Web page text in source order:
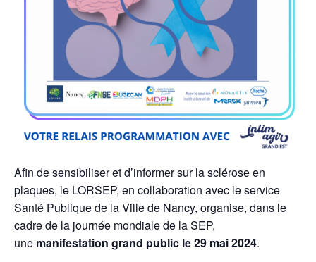
Afin de sensibiliser et d’informer sur la sclérose en
plaques, le LORSEP, en collaboration avec le service
Santé Publique de la Ville de Nancy, organise, dans le
cadre de la journée mondiale de la SEP,
une manifestation grand public le 29 mai 2024.